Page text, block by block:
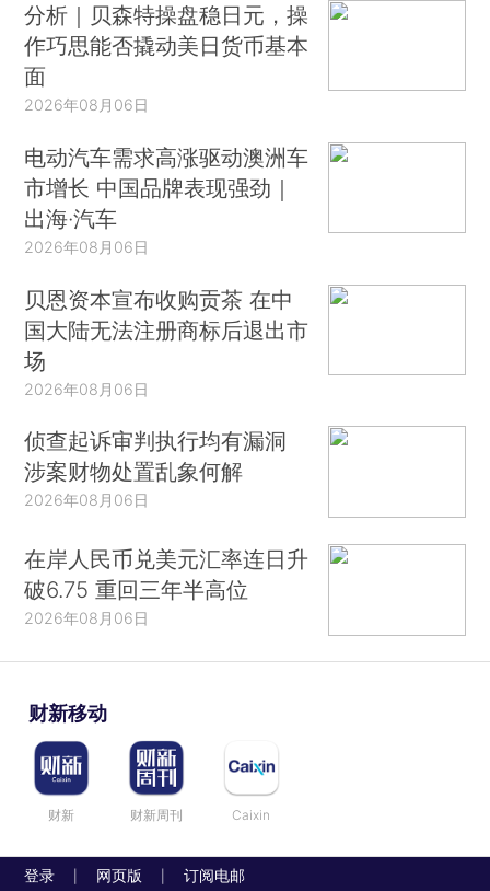
分析｜贝森特操盘稳日元，操
作巧思能否撬动美日货币基本
面
2026年08月06日
电动汽车需求高涨驱动澳洲车
市增长 中国品牌表现强劲｜
出海·汽车
2026年08月06日
贝恩资本宣布收购贡茶 在中
国大陆无法注册商标后退出市
场
2026年08月06日
侦查起诉审判执行均有漏洞
涉案财物处置乱象何解
2026年08月06日
在岸人民币兑美元汇率连日升
破6.75 重回三年半高位
2026年08月06日
财新移动
财新 财新周刊 Caixin
登录 网页版 订阅电邮